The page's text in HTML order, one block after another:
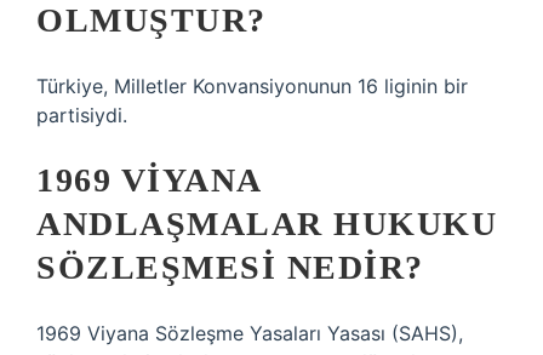
OLMUŞTUR?
Türkiye, Milletler Konvansiyonunun 16 liginin bir
partisiydi.
1969 VIYANA
ANDLAŞMALAR HUKUKU
SÖZLEŞMESI NEDIR?
1969 Viyana Sözleşme Yasaları Yasası (SAHS),